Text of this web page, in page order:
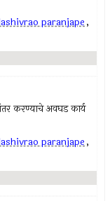
paranjape,
करण्याचे अवघड कार्य
paranjape,